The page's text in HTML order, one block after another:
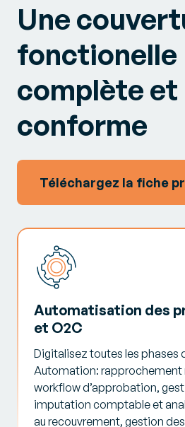
Une
fonctionelle
complète et
conforme
Téléchargez la fiche
Automatisation des
et O2C
Digitalisez toutes les phases
Automation: rapprochement
workflow d’approbation,
imputation comptable et
au recouvrement, gestion